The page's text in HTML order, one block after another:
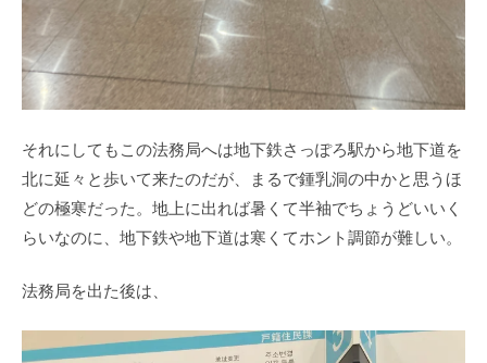
それにしてもこの法務局へは地下鉄さっぽろ駅から地下道を
北に延々と歩いて来たのだが、まるで鍾乳洞の中かと思うほ
どの極寒だった。地上に出れば暑くて半袖でちょうどいいく
らいなのに、地下鉄や地下道は寒くてホント調節が難しい。
法務局を出た後は、